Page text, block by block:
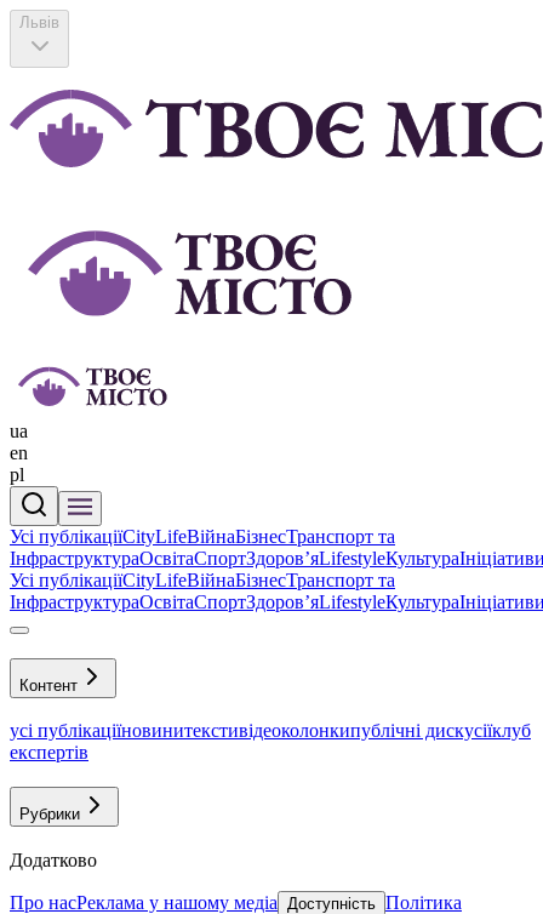
Львів
ua
en
pl
Усі публікаціїCityLifeВійнаБізнесТранспорт та
ІнфраструктураОсвітаСпортЗдоровʼяLifestyleКультура
Усі публікаціїCityLifeВійнаБізнесТранспорт та
ІнфраструктураОсвітаСпортЗдоровʼяLifestyleКультура
Контент
усі публікаціїновинитекстивідеоколонкипублічні дискусіїклуб
експертів
Рубрики
Додатково
Про насРеклама у нашому медіа Доступність Політика